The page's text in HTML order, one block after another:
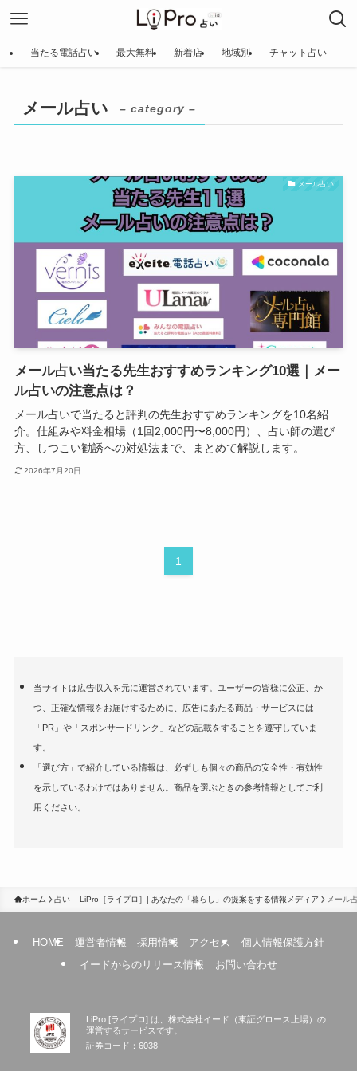
当たる電話占い 最大無料 新着店 地域別 チャット占い
メール占い – category –
メール占い
メール占い当たる先生おすすめランキング10選｜メー
ル占いの注意点は？
メール占いで当たると評判の先生おすすめランキングを10名紹
介。仕組みや料金相場（1回2,000円〜8,000円）、占い師の選び
方、しつこい勧誘への対処法まで、まとめて解説します。
2026年7月20日
1
当サイトは広告収入を元に運営されています。ユーザーの皆様に公正、か
つ、正確な情報をお届けするために、広告にあたる商品・サービスには
「PR」や「スポンサードリンク」などの記載をすることを遵守していま
す。
「選び方」で紹介している情報は、必ずしも個々の商品の安全性・有効性
を示しているわけではありません。商品を選ぶときの参考情報としてご利
用ください。
ホーム 占い – LiPro［ライプロ］| あなたの「暮らし」の提案をする情報メディア メール
HOME 運営者情報 採用情報 アクセス
個人情報保護方針
イードからのリリース情報
お問い合わせ
LiPro [ライプロ] は、株式会社イード（東証グロース上場）の
運営するサービスです。
証券コード：6038